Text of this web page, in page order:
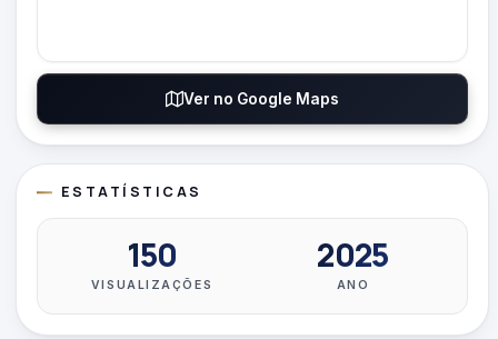
Ver no Google Maps
ESTATÍSTICAS
150
VISUALIZAÇÕES
2025
ANO